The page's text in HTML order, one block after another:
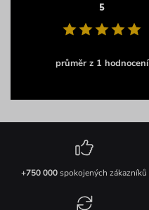
5
průměr z 1 hodnocení
+750 000spokojených zákazníků